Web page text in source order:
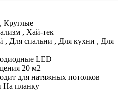
Круглые
, Хай-тек
, Для спальни , Для кухни , Для
LED
20 м2
для натяжных потолков
На планку